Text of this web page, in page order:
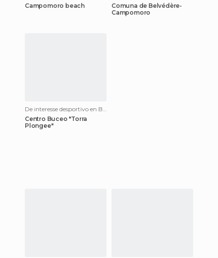
Campomoro beach
Comuna de Belvédère-
Campomoro
De interesse desportivo en Belvédère-Campomoro
Centro Buceo "Torra
Plongee"